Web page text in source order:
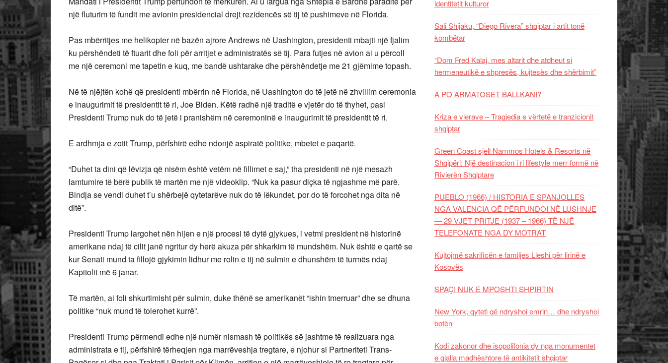
një fluturim të fundit me avionin presidencial drejt rezidencës së tij të pushimeve në Florida.
Pas mbërritjes me helikopter në bazën ajrore Andrews në Uashington, presidenti mbajti një fjalim
ku përshëndeti të ftuarit dhe foli për arritjet e administratës së tij. Para futjes në avion ai u përcoll
me një ceremoni me tapetin e kuq, me bandë ushtarake dhe përshëndetje me 21 gjëmime topash.
Në të njëjtën kohë që presidenti mbërrin në Florida, në Uashington do të jetë në zhvillim ceremonia
e inaugurimit të presidentit të ri, Joe Biden. Këtë radhë një traditë e vjetër do të thyhet, pasi
Presidenti Trump nuk do të jetë i pranishëm në ceremoninë e inaugurimit të presidentit të ri.
E ardhmja e zotit Trump, përfshirë edhe ndonjë aspiratë politike, mbetet e paqartë.
“Duhet ta dini që lëvizja që nisëm është vetëm në fillimet e saj,” tha presidenti në një mesazh
lamtumire të bërë publik të martën me një videoklip. “Nuk ka pasur diçka të ngjashme më parë.
Bindja se vendi duhet t’u shërbejë qytetarëve nuk do të lëkundet, por do të forcohet nga dita në
ditë”.
Presidenti Trump largohet nën hijen e një procesi të dytë gjykues, i vetmi president në historinë
amerikane ndaj të cilit janë ngritur dy herë akuza për shkarkim të mundshëm. Nuk është e qartë se
kur Senati mund ta fillojë gjykimin lidhur me rolin e tij në sulmin e dhunshëm të turmës ndaj
Kapitolit më 6 janar.
Të martën, ai foli shkurtimisht për sulmin, duke thënë se amerikanët “ishin tmerruar” dhe se dhuna
politike “nuk mund të tolerohet kurrë”.
Presidenti Trump përmendi edhe një numër nismash të politikës së jashtme të realizuara nga
administrata e tij, përfshirë tërheqjen nga marrëveshja tregtare, e njohur si Partneriteti Trans-
identitetit kulturor
Sali Shijaku, “Diego Rivera” shqiptar i artit tonë
kombëtar
“Dom Fred Kalaj, mes altarit dhe atdheut si
hermeneutikë e shpresës, kujtesës dhe shërbimit”
A PO ARMATOSET BALLKANI?
Kriza e vlerave – Tragjedia e vërtetë e tranzicionit
shqiptar
Green Coast sjell Nammos Hotels & Resorts në
Shqipëri: Një destinacion i ri lifestyle merr formë në
Rivierën Shqiptare
PUEBLO (1966) / HISTORIA E SPANJOLLES
NGA VALENCIA QË PËRFUNDOI NË LUSHNJE
— 29 VJET PRITJE (1937 – 1966) TË NJË
TELEFONATE NGA DY MOTRAT
Kujtojmë sakrificën e familjes Lleshi për lirinë e
Kosovës
SPAÇI NUK E MPOSHTI SHPIRTIN
New York, qyteti që ndryshoi emrin… dhe ndryshoi
botën
Kodi zakonor dhe isopolifonia dy nga monumentet
e gjalla madhështore të antikitetit shqiptar